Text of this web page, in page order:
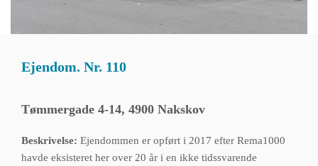
Ejendom. Nr. 110
Tømmergade 4-14, 4900 Nakskov
Beskrivelse: Ejendommen er opført i 2017 efter Rema1000
havde eksisteret her over 20 år i en ikke tidssvarende